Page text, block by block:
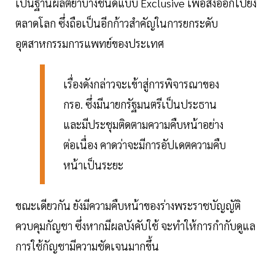
ตลาดโลก ซึ่งถือเป็นอีกก้าวสำคัญในการยกระดับ
อุตสาหกรรมการแพทย์ของประเทศ
เรื่องดังกล่าวจะเข้าสู่การพิจารณาของ
กรอ. ซึ่งมีนายกรัฐมนตรีเป็นประธาน
และมีประชุมติดตามความคืบหน้าอย่าง
ต่อเนื่อง คาดว่าจะมีการอัปเดตความคืบ
หน้าเป็นระยะ
ขณะเดียวกัน ยังมีความคืบหน้าของร่างพระราชบัญญัติ
ควบคุมกัญชา ซึ่งหากมีผลบังคับใช้ จะทำให้การกำกับดูแล
การใช้กัญชามีความชัดเจนมากขึ้น